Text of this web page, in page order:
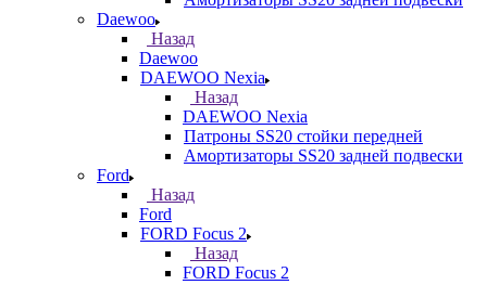
Daewoo
Назад
Daewoo
DAEWOO Nexia
Назад
DAEWOO Nexia
Патроны SS20 стойки передней
Амортизаторы SS20 задней подвески
Ford
Назад
Ford
FORD Focus 2
Назад
FORD Focus 2